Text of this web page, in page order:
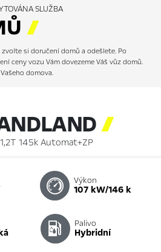
SLUŽBA

zvolte si doručení domů a odešlete. Po
ceny vozu Vám dovezeme Váš vůz domů.
domova.

145k Automat+ZP
Výkon
107 kW/146 k
Palivo
hybridní